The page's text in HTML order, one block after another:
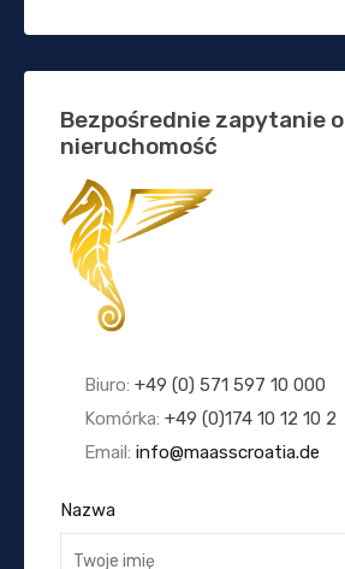
Bezpośrednie zapytanie o
nieruchomość
Biuro: +49 (0) 571 597 10 000
Komórka: +49 (0)174 10 12 10 2
Email: info@maasscroatia.de
Nazwa